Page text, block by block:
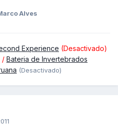
Alves
Experience (Desactivado)
/ Bateria de Invertebrados
(Desactivado)